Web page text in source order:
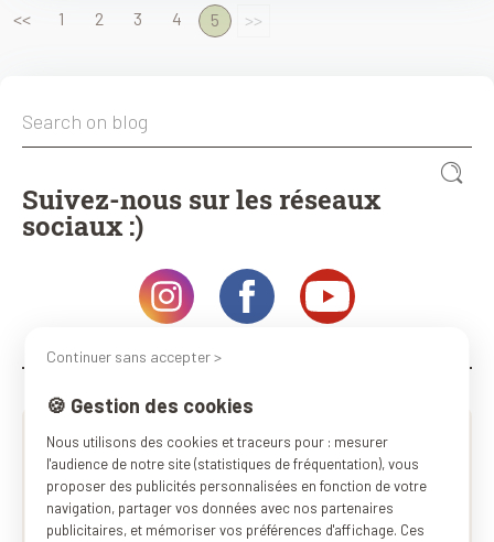
<< 1 2 3 4 5 >>
Suivez-nous sur les réseaux
sociaux :)
Continuer sans accepter >
🍪 Gestion des cookies
Nous utilisons des cookies et traceurs pour : mesurer
l'audience de notre site (statistiques de fréquentation), vous
proposer des publicités personnalisées en fonction de votre
navigation, partager vos données avec nos partenaires
publicitaires, et mémoriser vos préférences d'affichage. Ces